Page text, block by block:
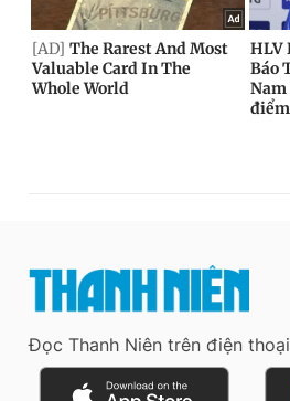
Đọc Thanh Niên trên điện thoại